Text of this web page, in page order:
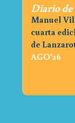
Diario de
Manuel
cuarta
de
AGO’26